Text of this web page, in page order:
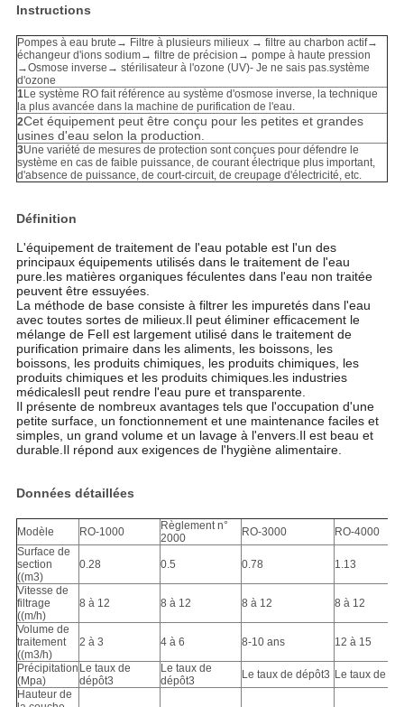
Instructions
Pompes à eau brute→ Filtre à plusieurs milieux → filtre au charbon actif→
échangeur d'ions sodium→ filtre de précision→ pompe à haute pression
→Osmose inverse→ stérilisateur à l'ozone (UV)- Je ne sais pas.système
d'ozone
1Le système RO fait référence au système d'osmose inverse, la technique
la plus avancée dans la machine de purification de l'eau.
2Cet équipement peut être conçu pour les petites et grandes
usines d'eau selon la production.
3Une variété de mesures de protection sont conçues pour défendre le
système en cas de faible puissance, de courant électrique plus important,
d'absence de puissance, de court-circuit, de creupage d'électricité, etc.
Définition
L'équipement de traitement de l'eau potable est l'un des
principaux équipements utilisés dans le traitement de l'eau
pure.les matières organiques féculentes dans l'eau non traitée
peuvent être essuyées.
La méthode de base consiste à filtrer les impuretés dans l'eau
avec toutes sortes de milieux.Il peut éliminer efficacement le
mélange de FeIl est largement utilisé dans le traitement de
purification primaire dans les aliments, les boissons, les
boissons, les produits chimiques, les produits chimiques, les
produits chimiques et les produits chimiques.les industries
médicalesIl peut rendre l'eau pure et transparente.
Il présente de nombreux avantages tels que l'occupation d'une
petite surface, un fonctionnement et une maintenance faciles et
simples, un grand volume et un lavage à l'envers.Il est beau et
durable.Il répond aux exigences de l'hygiène alimentaire.
Données détaillées
Modèle RO-1000
Règlement n°
2000
RO-3000
RO-4000
Surface de
section
((m3)
0.28 0.5 0.78 1.13
Vitesse de
filtrage
((m/h)
8 à 12 8 à 12 8 à 12 8 à 12
Volume de
traitement
((m3/h)
2 à 3 4 à 6 8-10 ans 12 à 15
Précipitation
(Mpa)
Le taux de
dépôt3
Le taux de
dépôt3
Le taux de dépôt3 Le taux de
Hauteur de